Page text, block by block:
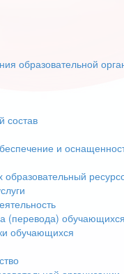
образовательной
состав
и
образовательный
(перевода) обучающихся
обучающихся